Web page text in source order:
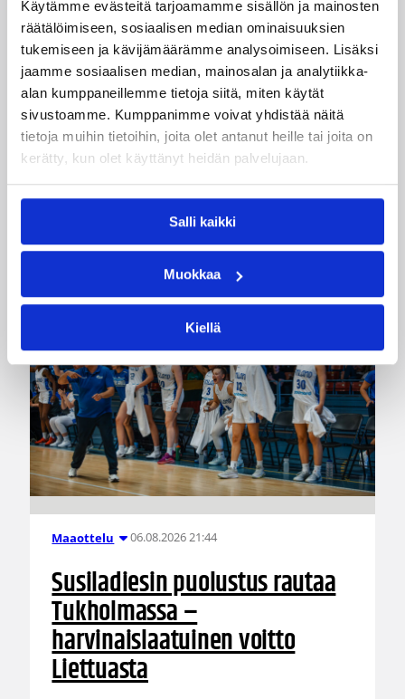
Käytämme evästeitä tarjoamamme sisällön ja mainosten
räätälöimiseen, sosiaalisen median ominaisuuksien
tukemiseen ja kävijämäärämme analysoimiseen. Lisäksi
jaamme sosiaalisen median, mainosalan ja analytiikka-
alan kumppaneillemme tietoja siitä, miten käytät
sivustoamme. Kumppanimme voivat yhdistää näitä
tietoja muihin tietoihin, joita olet antanut heille tai joita on
kerätty, kun olet käyttänyt heidän palvelujaan.
Salli kaikki
Muokkaa
Kiellä
Kategoriat
EM-karsinnat Katsojat
Maajoukkue
Maajoukkueet
Susiladies
Maaottelu 06.08.2026 21:44
Susiladiesin puolustus rautaa
Tukholmassa –
harvinaislaatuinen voitto
Liettuasta